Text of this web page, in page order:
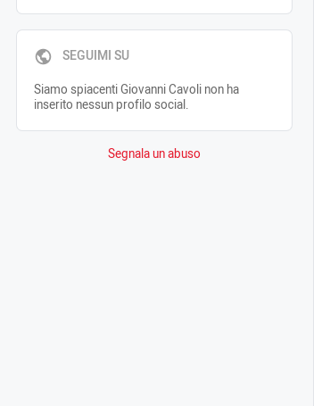
SEGUIMI SU
Siamo spiacenti Giovanni Cavoli non ha
inserito nessun profilo social.
Segnala un abuso